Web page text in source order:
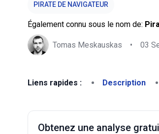
PIRATE DE NAVIGATEUR
Également connu sous le nom de:
Tomas Meskauskas • 03
Liens rapides : Description
Obtenez une analyse